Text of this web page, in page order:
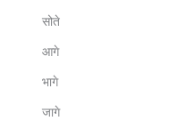
सोते
आगे
भागे
जागे